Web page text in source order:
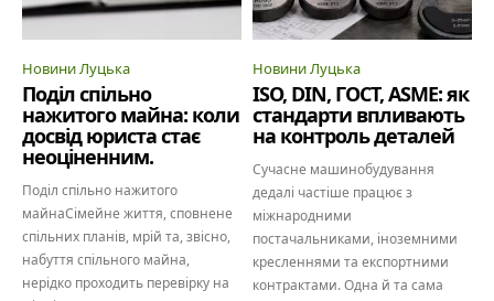
Новини Луцька
Поділ спільно
нажитого майна: коли
досвід юриста стає
неоціненним.
Поділ спільно нажитого
майнаСімейне життя, сповнене
спільних планів, мрій та, звісно,
набуття спільного майна,
нерідко проходить перевірку на
Новини Луцька
ISO, DIN, ГОСТ, ASME: як
стандарти впливають
на контроль деталей
Сучасне машинобудування
дедалі частіше працює з
міжнародними
постачальниками, іноземними
кресленнями та експортними
контрактами. Одна й та сама